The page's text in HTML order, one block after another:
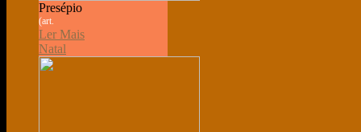
Presépio
(art.
Ler Mais
Natal